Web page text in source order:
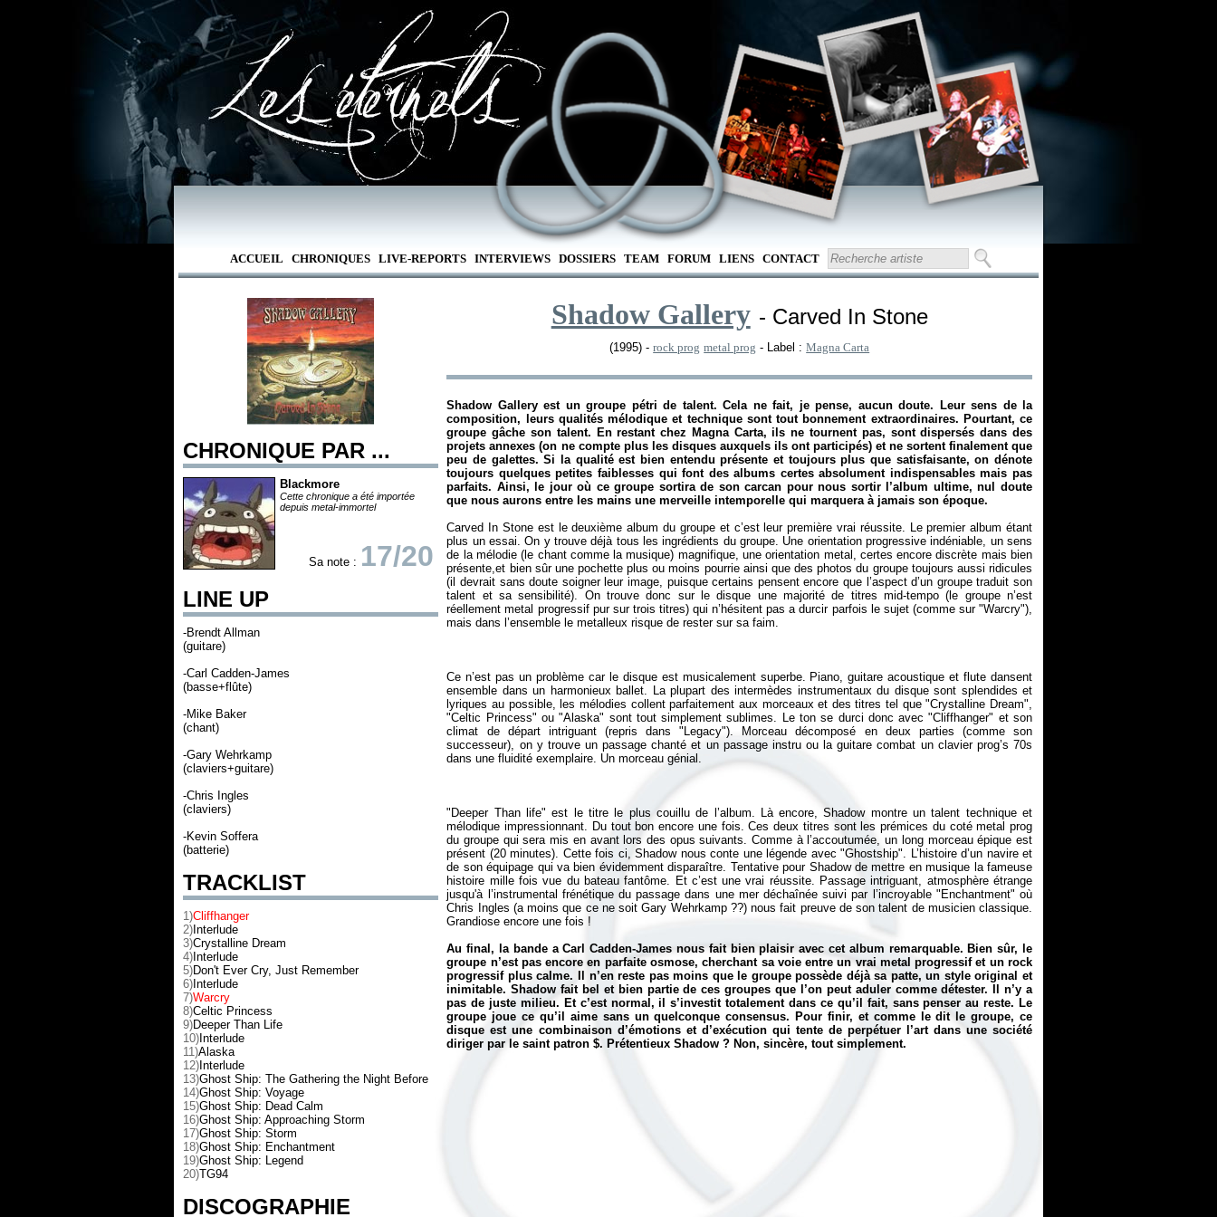
ACCUEIL CHRONIQUES LIVE-REPORTS INTERVIEWS DOSSIERS TEAM FORUM LIENS CONTACT
CHRONIQUE PAR ...
Blackmore
Cette chronique a été importée
depuis metal-immortel
Sa note : 17/20
LINE UP
-Brendt Allman
(guitare)
-Carl Cadden-James
(basse+flûte)
-Mike Baker
(chant)
-Gary Wehrkamp
(claviers+guitare)
-Chris Ingles
(claviers)
-Kevin Soffera
(batterie)
TRACKLIST
1)Cliffhanger
2) Interlude
3)Crystalline Dream
4) Interlude
5)Don't Ever Cry, Just Remember
6) Interlude
7)Warcry
8)Celtic Princess
9)Deeper Than Life
10) Interlude
11)Alaska
12) Interlude
13)Ghost Ship: The Gathering the Night Before
14)Ghost Ship: Voyage
15)Ghost Ship: Dead Calm
16)Ghost Ship: Approaching Storm
17)Ghost Ship: Storm
18)Ghost Ship: Enchantment
19)Ghost Ship: Legend
20)TG94
DISCOGRAPHIE
Shadow Gallery - Carved In Stone
(1995) -rock prog metal prog - Label :Magna Carta
Shadow Gallery est un groupe pétri de talent. Cela ne fait, je pense, aucun doute. Leur sens de la
composition, leurs qualités mélodique et technique sont tout bonnement extraordinaires. Pourtant, ce
groupe gâche son talent. En restant chez Magna Carta, ils ne tournent pas, sont dispersés dans des
projets annexes (on ne compte plus les disques auxquels ils ont participés) et ne sortent finalement que
peu de galettes. Si la qualité est bien entendu présente et toujours plus que satisfaisante, on dénote
toujours quelques petites faiblesses qui font des albums certes absolument indispensables mais pas
parfaits. Ainsi, le jour où ce groupe sortira de son carcan pour nous sortir l’album ultime, nul doute
que nous aurons entre les mains une merveille intemporelle qui marquera à jamais son époque.
Carved In Stone est le deuxième album du groupe et c’est leur première vrai réussite. Le premier album étant
plus un essai. On y trouve déjà tous les ingrédients du groupe. Une orientation progressive indéniable, un sens
de la mélodie (le chant comme la musique) magnifique, une orientation metal, certes encore discrète mais bien
présente,et bien sûr une pochette plus ou moins pourrie ainsi que des photos du groupe toujours aussi ridicules
(il devrait sans doute soigner leur image, puisque certains pensent encore que l’aspect d’un groupe traduit son
talent et sa sensibilité). On trouve donc sur le disque une majorité de titres mid-tempo (le groupe n’est
réellement metal progressif pur sur trois titres) qui n’hésitent pas a durcir parfois le sujet (comme sur "Warcry"),
Ce n’est pas un problème car le disque est musicalement superbe. Piano, guitare acoustique et flute dansent
ensemble dans un harmonieux ballet. La plupart des intermèdes instrumentaux du disque sont splendides et
lyriques au possible, les mélodies collent parfaitement aux morceaux et des titres tel que "Crystalline Dream",
"Celtic Princess" ou "Alaska" sont tout simplement sublimes. Le ton se durci donc avec "Cliffhanger" et son
climat de départ intriguant (repris dans "Legacy"). Morceau décomposé en deux parties (comme son
successeur), on y trouve un passage chanté et un passage instru ou la guitare combat un clavier prog’s 70s
"Deeper Than life" est le titre le plus couillu de l’album. Là encore, Shadow montre un talent technique et
mélodique impressionnant. Du tout bon encore une fois. Ces deux titres sont les prémices du coté metal prog
du groupe qui sera mis en avant lors des opus suivants. Comme à l’accoutumée, un long morceau épique est
présent (20 minutes). Cette fois ci, Shadow nous conte une légende avec "Ghostship". L’histoire d’un navire et
de son équipage qui va bien évidemment disparaître. Tentative pour Shadow de mettre en musique la fameuse
histoire mille fois vue du bateau fantôme. Et c’est une vrai réussite. Passage intriguant, atmosphère étrange
jusqu'à l’instrumental frénétique du passage dans une mer déchaînée suivi par l’incroyable "Enchantment" où
Chris Ingles (a moins que ce ne soit Gary Wehrkamp ??) nous fait preuve de son talent de musicien classique.
Grandiose encore une fois !
Au final, la bande a Carl Cadden-James nous fait bien plaisir avec cet album remarquable. Bien sûr, le
groupe n’est pas encore en parfaite osmose, cherchant sa voie entre un vrai metal progressif et un rock
progressif plus calme. Il n’en reste pas moins que le groupe possède déjà sa patte, un style original et
inimitable. Shadow fait bel et bien partie de ces groupes que l’on peut aduler comme détester. Il n’y a
pas de juste milieu. Et c’est normal, il s’investit totalement dans ce qu’il fait, sans penser au reste. Le
groupe joue ce qu’il aime sans un quelconque consensus. Pour finir, et comme le dit le groupe, ce
disque est une combinaison d’émotions et d’exécution qui tente de perpétuer l’art dans une société
diriger par le saint patron $. Prétentieux Shadow ? Non, sincère, tout simplement.